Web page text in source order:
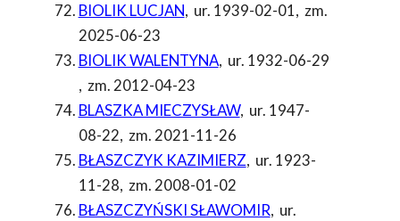
BIOLIK LUCJAN, ur. 1939-02-01, zm.
2025-06-23
BIOLIK WALENTYNA, ur. 1932-06-29
, zm. 2012-04-23
BLASZKA MIECZYSŁAW, ur. 1947-
08-22, zm. 2021-11-26
BŁASZCZYK KAZIMIERZ, ur. 1923-
11-28, zm. 2008-01-02
BŁASZCZYŃSKI SŁAWOMIR, ur.